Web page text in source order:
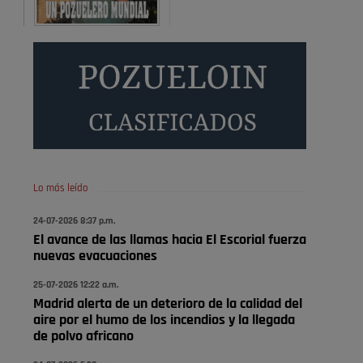
A ver si es posible que haya vivienda para familias con
Pozuelo desbloquea
definitivamente Huerta
Grande: las obras …
Donde pueden inscribirse las personas empadronados
Pozuelo de Alarcón
definitivamente Huerta
Grande: las obras …
También pienso que si no fuéramos tan sucios no haría
falta denunciar nada
Pozuelo de Alarcón
Quejas por el deterioro de
Lo más leído
24-07-2026 8:37 p.m.
El avance de las llamas hacia El Escorial fuerza
nuevas evacuaciones
25-07-2026 12:22 a.m.
Madrid alerta de un deterioro de la calidad del
aire por el humo de los incendios y la llegada
de polvo africano